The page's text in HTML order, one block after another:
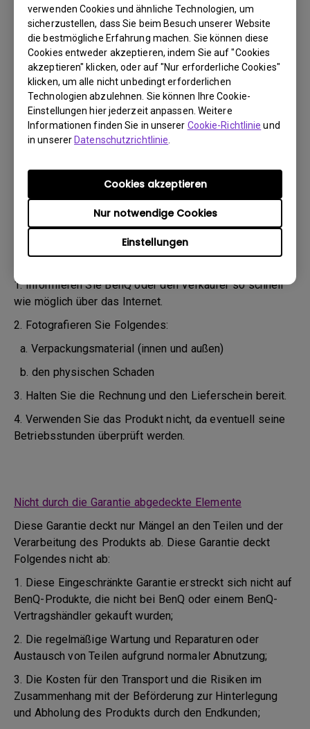
verwenden Cookies und ähnliche Technologien, um
sicherzustellen, dass Sie beim Besuch unserer Website
die bestmögliche Erfahrung machen. Sie können diese
Cookies entweder akzeptieren, indem Sie auf "Cookies
akzeptieren" klicken, oder auf "Nur erforderliche Cookies"
klicken, um alle nicht unbedingt erforderlichen
Technologien abzulehnen. Sie können Ihre Cookie-
Einstellungen hier jederzeit anpassen. Weitere
Informationen finden Sie in unserer Cookie-Richtlinie und
in unsererDatenschutzrichtlinie
Einstellungen
Nur notwendige Cookies
Cookies akzeptieren
(„BenQ-Team“) wird Sie daraufhin per E-Mail
kontaktieren.
- Das BenQ-Team wird Ihnen zunächst Schritte zur
Fehlerbehebung nennen, um Ihnen zu helfen oder den
Defekt zu bestätigen.
- Sobald der Defekt durch den Agenten, der für Ihren Fall
zuständig ist, bestätigt wurde, wird eine RMA-Nummer
für Ihr Produkt ausgestellt.
- Sie müssen das Produkt an BenQ zurückgeben, sofern
Dienstanbieter genannt wurde. Falls Ihr Produkt Ihnen
mit einem physischen Schaden geliefert wurde, bitten
wir Sie, folgende Informationen bereitzuhalten.
- Dadurch können wir besser herausfinden, ob der
Schaden während des Transports oder bereits davor
entstanden ist.
1. Informieren Sie BenQ oder den Verkäufer so schnell
wie möglich über das Internet.
2. Fotografieren Sie Folgendes:
a. Verpackungsmaterial (innen und außen)
b. den physischen Schaden
3. Halten Sie die Rechnung und den Lieferschein bereit.
4. Verwenden Sie das Produkt nicht, da eventuell seine
Betriebsstunden überprüft werden.
Nicht durch die Garantie abgedeckte Elemente
Diese Garantie deckt nur Mängel an den Teilen und der
Verarbeitung des Produkts ab. Diese Garantie deckt
Folgendes nicht ab:
1. Diese Eingeschränkte Garantie erstreckt sich nicht auf
BenQ-Produkte, die nicht bei BenQ oder einem BenQ-
Vertragshändler gekauft wurden;
2. Die regelmäßige Wartung und Reparaturen oder
Austausch von Teilen aufgrund normaler Abnutzung;
3. Die Kosten für den Transport und die Risiken im
Zusammenhang mit der Beförderung zur Hinterlegung
und Abholung des Produkts durch den Endkunden;